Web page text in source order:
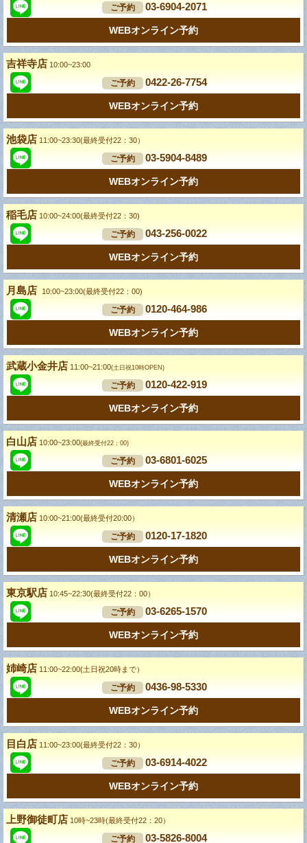
ご予約 03-6904-2071
WEBオンライン予約
吉祥寺店 10:00~23:00
ご予約 0422-26-7754
WEBオンライン予約
池袋店 11:00~23:30(最終受付22：30）
ご予約 03-5904-8489
WEBオンライン予約
稲毛店 10:00~24:00(最終受付22：30)
ご予約 043-256-0022
WEBオンライン予約
月島店 10:00~23:00(最終受付22：00)
ご予約 0120-464-986
WEBオンライン予約
武蔵小金井店 11:00~21:00(土日祝10時OPEN)
ご予約 0120-422-919
WEBオンライン予約
白山店 10:00~23:00(最終受付22：00)
ご予約 03-6801-6025
WEBオンライン予約
清瀬店 10:00~21:00(最終受付20:00）
ご予約 0120-17-1820
WEBオンライン予約
東京駅店 10:45~22:30(最終受付22：00）
ご予約 03-6265-1570
WEBオンライン予約
姉崎店 11:00~22:00(土日祝20時まで）
ご予約 0436-98-5330
WEBオンライン予約
目白店 11:00~23:00(最終受付22：30）
ご予約 03-6914-4022
WEBオンライン予約
上野御徒町店 10時~23時(最終受付22：20）
ご予約 03-5826-8004